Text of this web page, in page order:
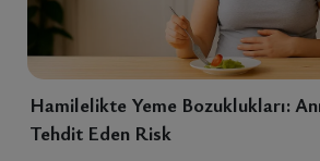
Hamilelikte Yeme Bozuklukları:
Tehdit Eden Risk